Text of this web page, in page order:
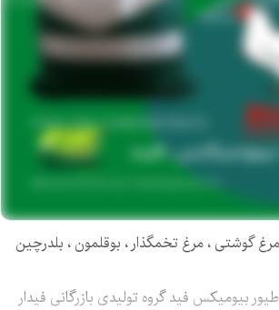
گوشتی ، مرغ تخمگذار ، بوقلمون ، بلدرچین
طیور بیومیکس فید گروه تولیدی بازرگانی فیدار